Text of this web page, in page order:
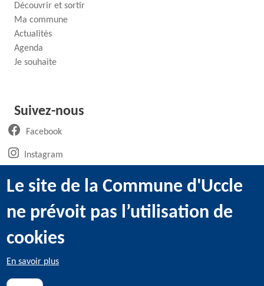
Découvrir et sortir
Ma commune
Actualités
Agenda
Je souhaite
Suivez-nous
Facebook(ouvre un nouvel onglet)
Instagram(ouvre un nouvel onglet)
LinkedIn
Youtube(ouvre un nouvel onglet)
@2022 Administration communale d’Uccle -
Le site de la Commune d'Uccle
ne prévoit pas l’utilisation de
cookies
En savoir plus